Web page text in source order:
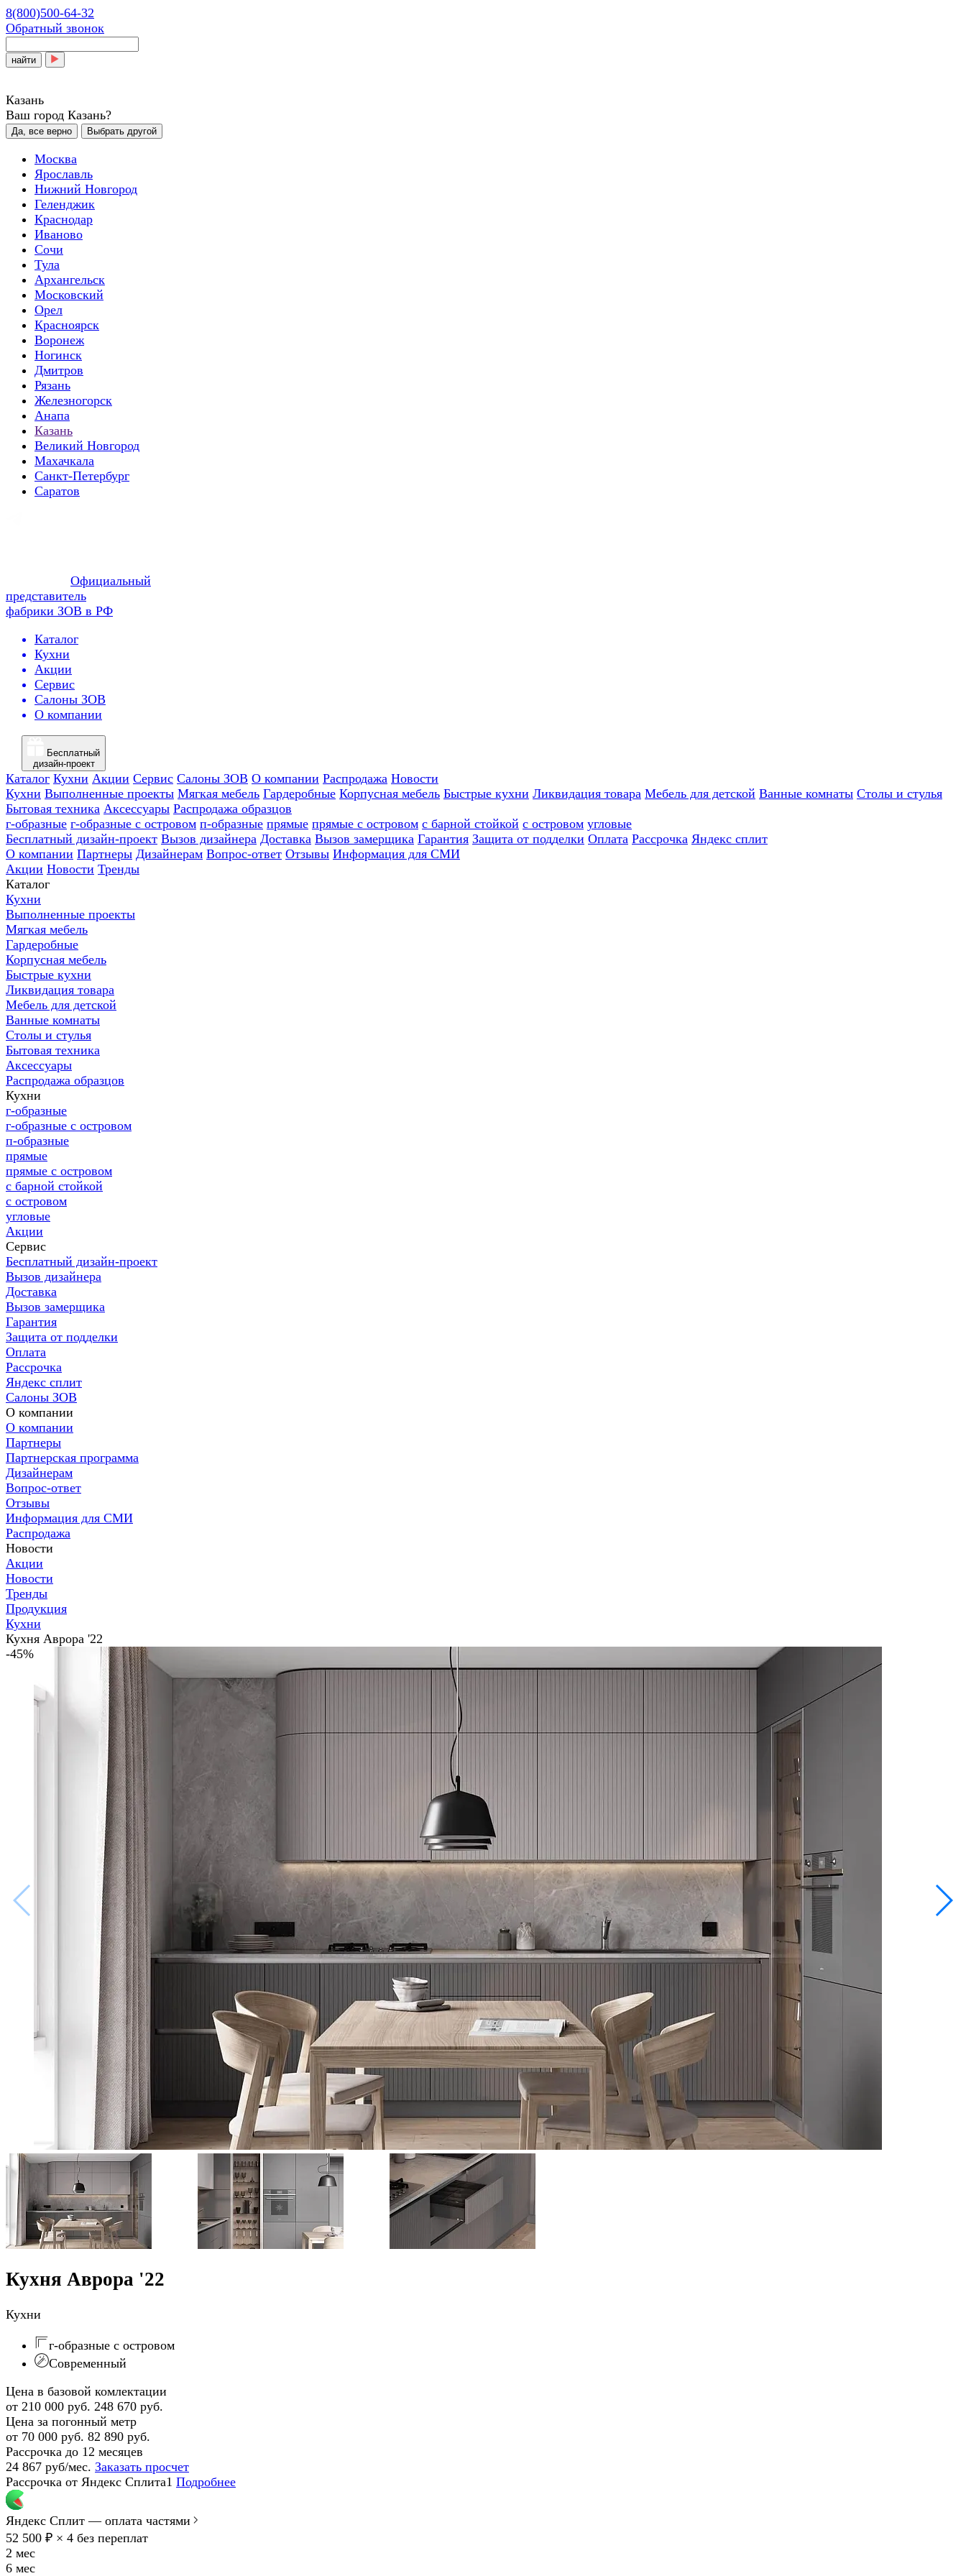
8(800)500-64-32
Обратный звонок
найти
Казань
Ваш город Казань?
Да, все верно Выбрать другой
Москва
Ярославль
Нижний Новгород
Геленджик
Краснодар
Иваново
Сочи
Тула
Архангельск
Московский
Орел
Красноярск
Воронеж
Ногинск
Дмитров
Рязань
Железногорск
Анапа
Казань
Великий Новгород
Махачкала
Санкт-Петербург
Саратов
Официальный
представитель
фабрики ЗОВ в РФ
Каталог
Кухни
Акции
Сервис
Салоны ЗОВ
О компании
Бесплатный
дизайн-проект
Каталог Кухни Акции Сервис Салоны ЗОВ О компании Распродажа Новости
Кухни Выполненные проекты Мягкая мебель Гардеробные Корпусная мебель Быстрые кухни Ликвидация товара Мебель для детской Ванные комнаты Столы и стулья
Бытовая техника Аксессуары Распродажа образцов
г-образные г-образные с островом п-образные прямые прямые с островом с барной стойкой с островом угловые
Бесплатный дизайн-проект Вызов дизайнера Доставка Вызов замерщика Гарантия Защита от подделки Оплата Рассрочка Яндекс сплит
О компании Партнеры Дизайнерам Вопрос-ответ Отзывы Информация для СМИ
Акции Новости Тренды
Каталог
Кухни
Выполненные проекты
Мягкая мебель
Гардеробные
Корпусная мебель
Быстрые кухни
Ликвидация товара
Мебель для детской
Ванные комнаты
Столы и стулья
Бытовая техника
Аксессуары
Распродажа образцов
Кухни
г-образные
г-образные с островом
п-образные
прямые
прямые с островом
с барной стойкой
с островом
угловые
Акции
Сервис
Бесплатный дизайн-проект
Вызов дизайнера
Доставка
Вызов замерщика
Гарантия
Защита от подделки
Оплата
Рассрочка
Яндекс сплит
Салоны ЗОВ
О компании
О компании
Партнеры
Партнерская программа
Дизайнерам
Вопрос-ответ
Отзывы
Информация для СМИ
Распродажа
Новости
Акции
Новости
Тренды
Продукция
Кухни
Кухня Аврора '22
-45%
Кухня Аврора '22
Кухни
г-образные с островом
Современный
Цена в базовой комлектации
от 210 000 руб. 248 670 руб.
Цена за погонный метр
от 70 000 руб. 82 890 руб.
Рассрочка до 12 месяцев
24 867 руб/мес. Заказать просчет
Рассрочка от Яндекс Сплита1 Подробнее
Яндекс Сплит — оплата частями
52 500 ₽ × 4 без переплат
2 мес
6 мес